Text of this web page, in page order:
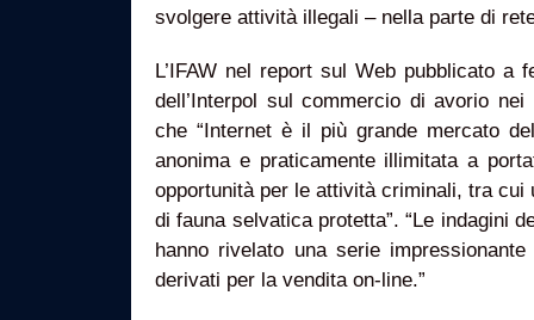
svolgere attività illegali – nella parte di
L’IFAW nel report sul Web pubblicato a
dell’Interpol sul commercio di avorio
che “Internet è il più grande mercato
anonima e praticamente illimitata a
opportunità per le attività criminali, tra cui
di fauna selvatica protetta”. “Le indagini
hanno rivelato una serie
derivati per la vendita on-line.”